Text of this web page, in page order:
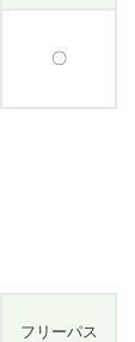
〇
フリーパス